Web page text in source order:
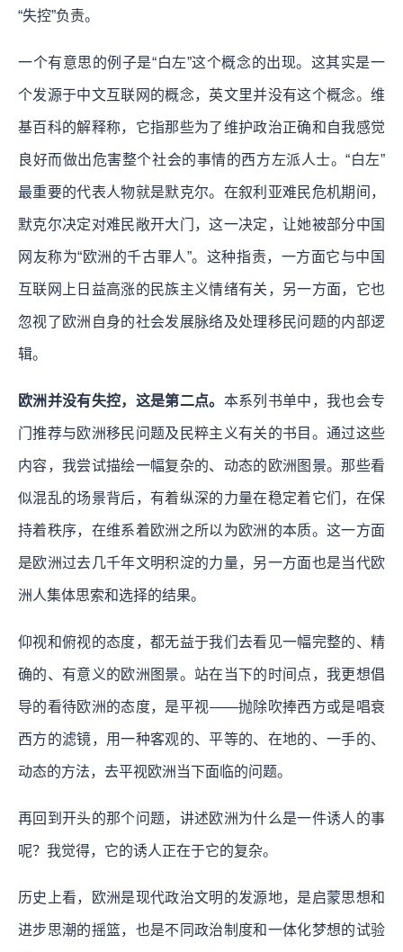
“失控”负责。
一个有意思的例子是“白左”这个概念的出现。这其实是一
个发源于中文互联网的概念，英文里并没有这个概念。维
基百科的解释称，它指那些为了维护政治正确和自我感觉
良好而做出危害整个社会的事情的西方左派人士。“白左”
最重要的代表人物就是默克尔。在叙利亚难民危机期间，
默克尔决定对难民敞开大门，这一决定，让她被部分中国
网友称为“欧洲的千古罪人”。 这种指责，一方面它与中国
互联网上日益高涨的民族主义情绪有关，另一方面，它也
忽视了欧洲自身的社会发展脉络及处理移民问题的内部逻
辑。
欧洲并没有失控，这是第二点。 本系列书单中，我也会专
门推荐与欧洲移民问题及民粹主义有关的书目。通过这些
内容，我尝试描绘一幅复杂的、动态的欧洲图景。那些看
似混乱的场景背后，有着纵深的力量在稳定着它们，在保
持着秩序，在维系着欧洲之所以为欧洲的本质。这一方面
是欧洲过去几千年文明积淀的力量，另一方面也是当代欧
洲人集体思索和选择的结果。
仰视和俯视的态度，都无益于我们去看见一幅完整的、精
确的、有意义的欧洲图景。站在当下的时间点，我更想倡
导的看待欧洲的态度，是平视——抛除吹捧西方或是唱衰
西方的滤镜，用一种客观的、平等的、在地的、一手的、
动态的方法，去平视欧洲当下面临的问题。
再回到开头的那个问题，讲述欧洲为什么是一件诱人的事
呢？我觉得，它的诱人正在于它的复杂。
历史上看，欧洲是现代政治文明的发源地，是启蒙思想和
进步思潮的摇篮，也是不同政治制度和一体化梦想的试验